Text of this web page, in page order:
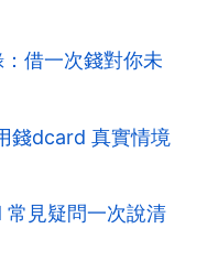
借一次錢對你未
錢dcard 真實情境
見疑問一次說清